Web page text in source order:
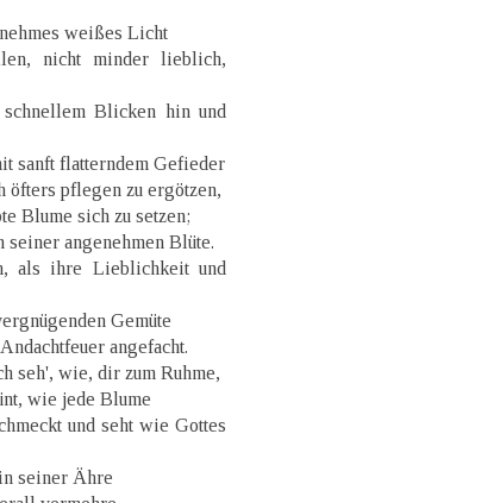
weißes Licht
nicht minder lieblich,
Blicken hin und
sanft flatterndem Gefieder
öfters pflegen zu ergötzen,
Blume sich zu setzen;
angenehmen Blüte.
als ihre Lieblichkeit und
Gemüte
angefacht.
seh', wie, dir zum Ruhme,
wie jede Blume
und seht wie Gottes
seiner Ähre